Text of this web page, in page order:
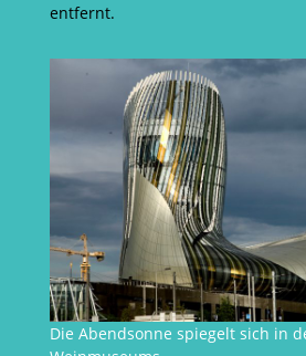
entfernt.
Die Abendsonne spiegelt sich in